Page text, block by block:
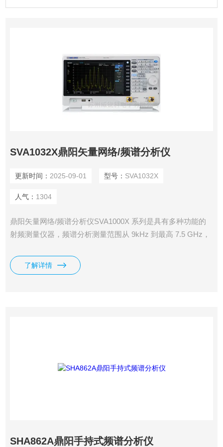
SVA1032X鼎阳矢量网络/频谱分析仪
更新时间： 2025-09-01 型号： SVA1032X
人气： 1304
鼎阳矢量网络/频谱分析仪SVA1000X 系列是具有多种功能的
射频测量仪器，频谱分析测量范围从 9kHz 到最高 7.5 GHz，
kHz 到最高 7.5 GHz，具备同时测量全单端口和单向双端口网
络矢量分析的功能。
了解详情
SHA862A鼎阳手持式频谱分析仪